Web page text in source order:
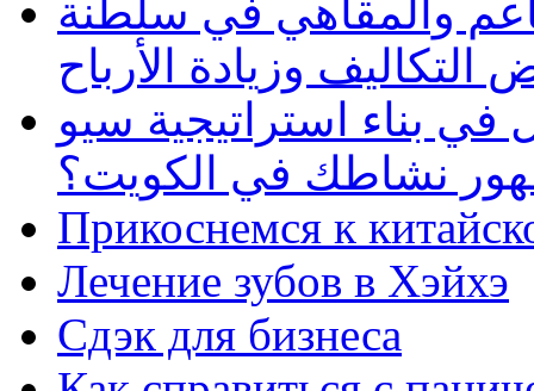
والمقاهي في سلطنة
وزيادة الأرباح
بناء استراتيجية سيو
نشاطك في الكويت؟
Прикоснемся к
Лечение зубов в Хэйхэ
Сдэк для бизнеса